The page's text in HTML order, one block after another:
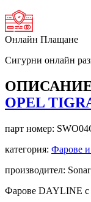
Онлайн Плащане
Сигурни онлайн
OPEL
парт номер:
категория: Фарове и
производител: Sonar
Фарове DAYLINE с